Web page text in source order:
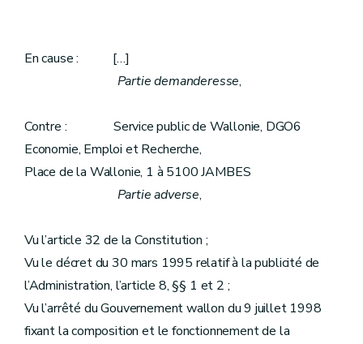
En cause : […]
Partie demanderesse,
Contre : Service public de Wallonie, DGO6
Economie, Emploi et Recherche,
Place de la Wallonie, 1 à 5100 JAMBES
Partie adverse,
Vu l’article 32 de la Constitution ;
Vu le décret du 30 mars 1995 relatif à la publicité de
l’Administration, l’article 8, §§ 1 et 2 ;
Vu l’arrêté du Gouvernement wallon du 9 juillet 1998
fixant la composition et le fonctionnement de la